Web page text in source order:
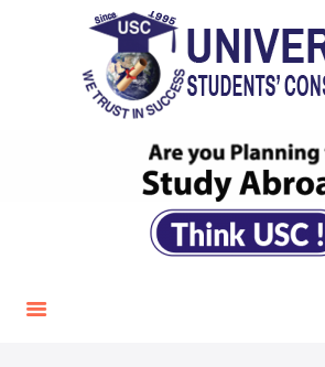
Student Visa Consultancy
HOME
ABOUT US
UNIVERSITIES &
COLLEGES
IELTS
CONTACT US